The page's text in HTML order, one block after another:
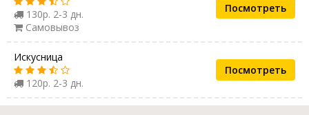
130р. 2-3 дн.
Самовывоз
Посмотреть
Искусница
120р. 2-3 дн.
Посмотреть